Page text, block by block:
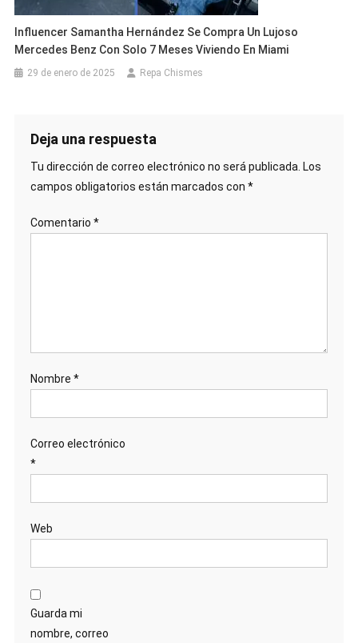
Influencer Samantha Hernández Se Compra Un Lujoso
Mercedes Benz Con Solo 7 Meses Viviendo En Miami
29 de enero de 2025 Repa Chismes
Deja una respuesta
Tu dirección de correo electrónico no será publicada. Los
campos obligatorios están marcados con *
Comentario *
Nombre *
Correo electrónico
*
Web
Guarda mi
nombre, correo